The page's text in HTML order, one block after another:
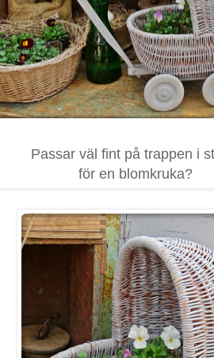
Passar väl fint på trappen i
för en blomkruka?